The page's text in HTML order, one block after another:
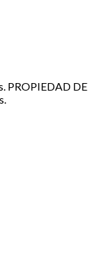
PROPIEDAD DE